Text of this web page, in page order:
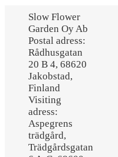
Slow Flower
Garden Oy Ab
Postal adress:
Rådhusgatan
20 B 4, 68620
Jakobstad,
Finland
Visiting
adress:
Aspegrens
trädgård,
Trädgårdsgatan